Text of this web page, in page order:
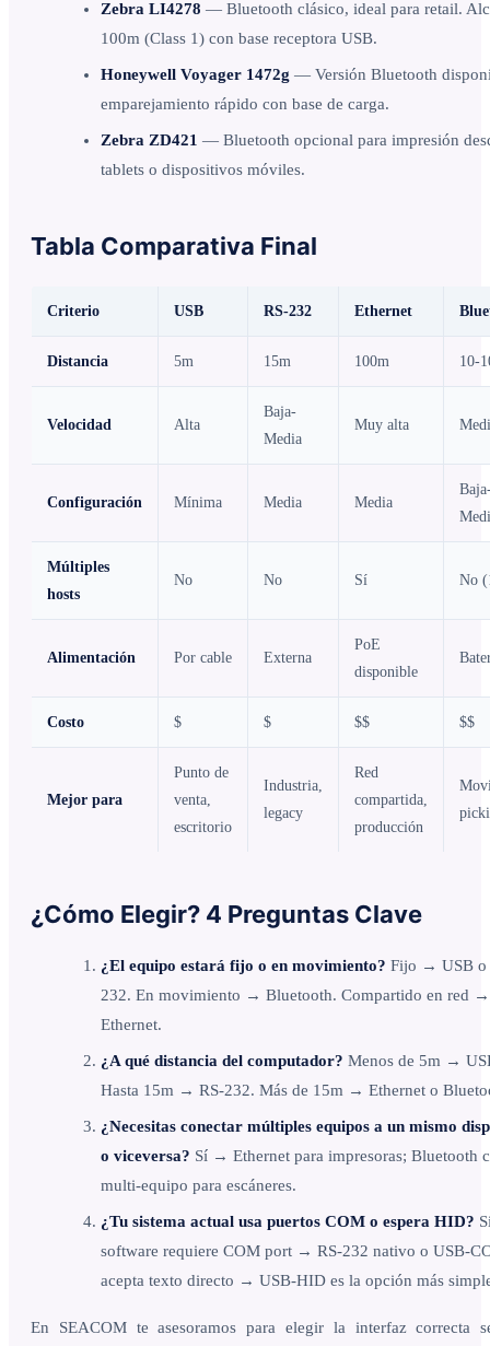
Zebra LI4278 — Bluetooth clásico, ideal para retail.
100m (Class 1) con base receptora USB.
Honeywell Voyager 1472g — Versión Bluetooth
emparejamiento rápido con base de carga.
Zebra ZD421 — Bluetooth opcional para impresión
tablets o dispositivos móviles.
Tabla Comparativa Final
Criterio USB RS-232 Ethernet
Distancia 5m 15m 100m 10-
Velocidad Alta
Baja-
Media
Muy alta
Configuración Mínima Media Media
Múltiples
hosts
No No Sí No
Alimentación Por cable Externa
PoE
disponible
Costo $ $ $$ $$
Mejor para
Punto de
venta,
escritorio
Industria,
legacy
Red
compartida,
producción
¿Cómo Elegir? 4 Preguntas Clave
¿El equipo estará fijo o en movimiento? Fijo → USB o
232. En movimiento → Bluetooth. Compartido en red →
Ethernet.
¿A qué distancia del computador? Menos de 5m →
Hasta 15m → RS-232. Más de 15m → Ethernet o
¿Necesitas conectar múltiples equipos a un mismo
o viceversa? Sí → Ethernet para impresoras; Bluetooth
multi-equipo para escáneres.
¿Tu sistema actual usa puertos COM o espera HID?
software requiere COM port → RS-232 nativo o USB-
acepta texto directo → USB-HID es la opción más
En SEACOM te asesoramos para elegir la interfaz correcta